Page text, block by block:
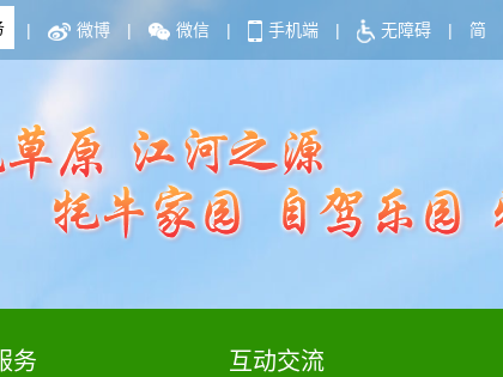
| 微博 | 微信 | 手机端 | 无障碍 | 简
务 互动交流